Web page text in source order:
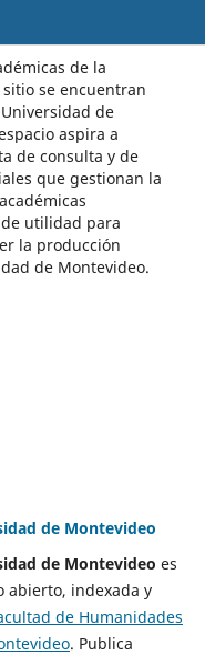
de la
se encuentran
de
aspira a
de consulta y de
que gestionan la
utilidad para
la producción
de Montevideo.
de Montevideo
de Montevideo es
abierto, indexada y
de Humanidades
. Publica